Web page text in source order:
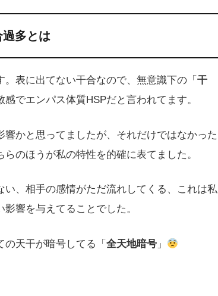
過多とは
表に出てない干合なので、無意識下の「 干
でエンパス体質HSPだと言われてます。
かと思ってましたが、それだけではなかった
のほうが私の特性を的確に表てました。
、相手の感情がただ流れしてくる、これは私
響を与えてることでした。
天干が暗号してる「 全天地暗号 」